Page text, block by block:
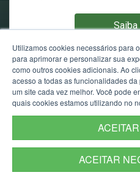
ISBN: 978-
Edição
Data de atualização
Secretaria de
Av. Borges de Medeiros,
RS.
CEP: 90119-900 -
Utilizamos cookies necessários para
para aprimorar e personalizar sua
como outros cookies adicionais. Ao
acesso a todas as funcionalidades
um site cada vez melhor. Você pode
quais cookies estamos utilizando no
ACEITAR